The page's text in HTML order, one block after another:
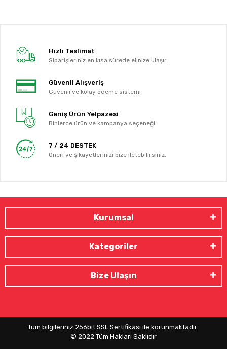
Hızlı Teslimat
Siparişleriniz en kısa sürede elinize ulaşır.
Güvenli Alışveriş
Güvenli ve kolay ödeme sistemi
Geniş Ürün Yelpazesi
Binlerce ürün ve kampanya seçeneği
7 / 24 DESTEK
Öneri ve şikayetlerinizi bize iletebilirsiniz.
Kurumsal
Kategoriler
Bize Ulaşın
Tüm bilgileriniz 256bit SSL Sertifikası ile korunmaktadır.
© 2022 Tüm Hakları Saklıdır